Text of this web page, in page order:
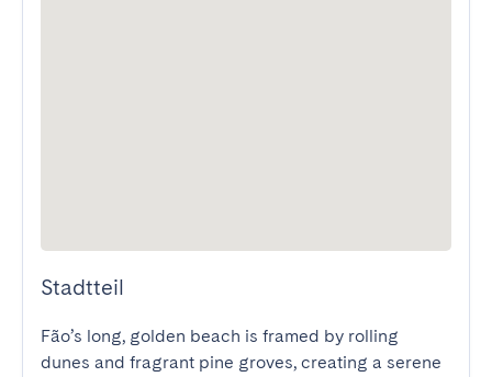
Stadtteil
Fão’s long, golden beach is framed by rolling
dunes and fragrant pine groves, creating a serene